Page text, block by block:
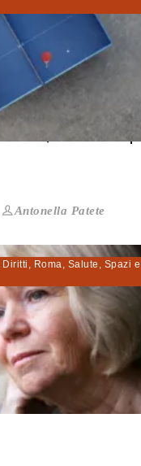
il film sul
Antonella Patete
Diritti , Roma, Salute , Spazi
e salute.